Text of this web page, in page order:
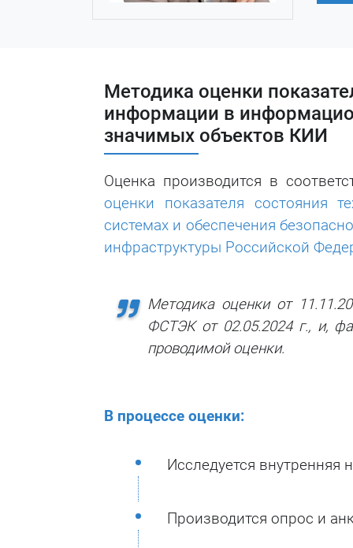
Методика оценки
информации в
значимых объектов КИИ
Оценка производится в
оценки показателя состояния
системах и обеспечения
инфраструктуры Российской
Методика оценки от
ФСТЭК от 02.05.2024 г., и,
проводимой оценки.
В процессе оценки:
Исследуется внутренняя
Производится опрос и